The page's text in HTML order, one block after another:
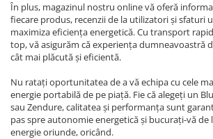
În plus, magazinul nostru online vă oferă
fiecare produs, recenzii de la utilizatori și sfaturi
maximiza eficiența energetică. Cu transport
top, vă asigurăm că experiența dumneavoastră
cât mai plăcută și eficientă.
Nu ratați oportunitatea de a vă echipa cu cele
energie portabilă de pe piață. Fie că alegeți un
sau Zendure, calitatea și performanța sunt
pas spre autonomie energetică și bucurați-vă de
energie oriunde, oricând.